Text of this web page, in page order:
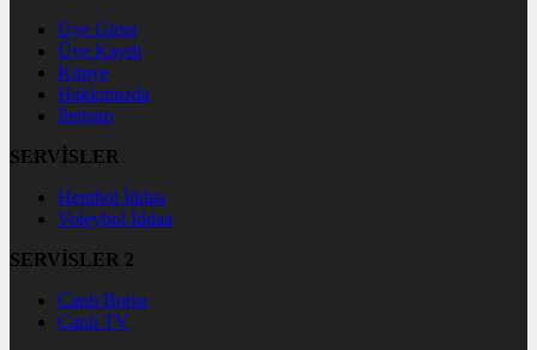
Üye Girişi
Üye Kaydı
Künye
Hakkımızda
İletişim
SERVİSLER
Hentbol İddaa
Voleybol İddaa
SERVİSLER 2
Canlı Borsa
Canlı TV